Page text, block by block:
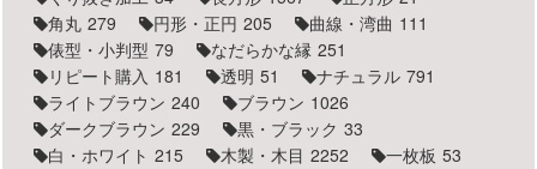
角丸 279 円形・正円 205 曲線・湾曲 111
俵型・小判型 79 なだらかな縁 251
リピート購入 181 透明 51 ナチュラル 791
ライトブラウン 240 ブラウン 1026
ダークブラウン 229 黒・ブラック 33
白・ホワイト 215 木製・木目 2252 一枚板 53